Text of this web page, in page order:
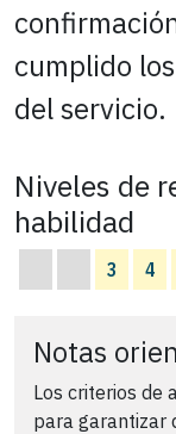
cumplido
del servicio.
Niveles de
habilidad
3 4
Notas
Los criterios de
para garantizar